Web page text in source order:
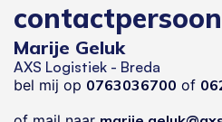
contactpersoon
Marije Geluk
AXS Logistiek - Breda
bel mij op 0763036700 of